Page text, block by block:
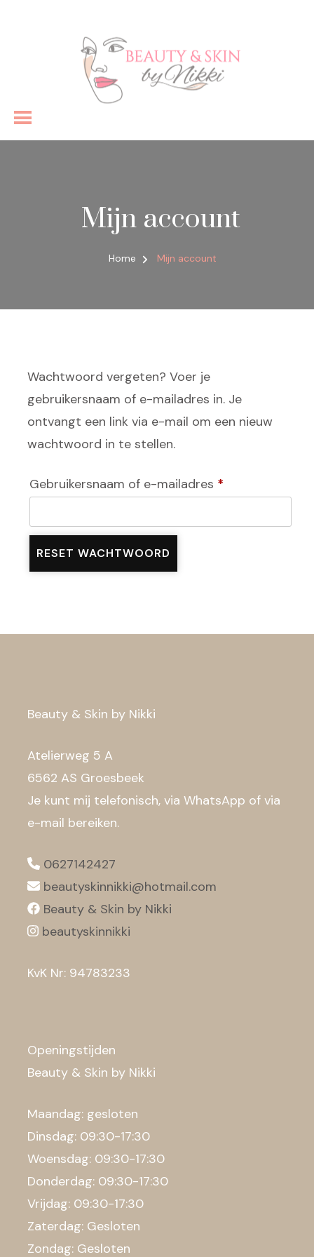
Schoonheidsspecialist
Mijn account
Home Mijn account
Wachtwoord vergeten? Voer je
gebruikersnaam of e-mailadres in. Je
ontvangt een link via e-mail om een nieuw
wachtwoord in te stellen.
Gebruikersnaam of e-mailadres *
RESET WACHTWOORD
Beauty & Skin by Nikki
Atelierweg 5 A
6562 AS Groesbeek
Je kunt mij telefonisch, via WhatsApp of via
e-mail bereiken.
0627142427
beautyskinnikki@hotmail.com
Beauty & Skin by Nikki
beautyskinnikki
KvK Nr: 94783233
Openingstijden
Beauty & Skin by Nikki
Maandag: gesloten
Dinsdag: 09:30-17:30
Woensdag: 09:30-17:30
Donderdag: 09:30-17:30
Vrijdag: 09:30-17:30
Zaterdag: Gesloten
Zondag: Gesloten